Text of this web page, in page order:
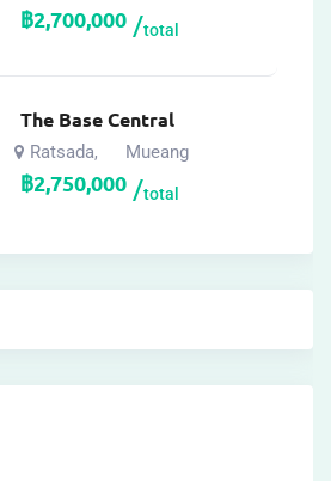
฿2,700,000 total
The Base Central
Ratsada, Mueang
฿2,750,000 total